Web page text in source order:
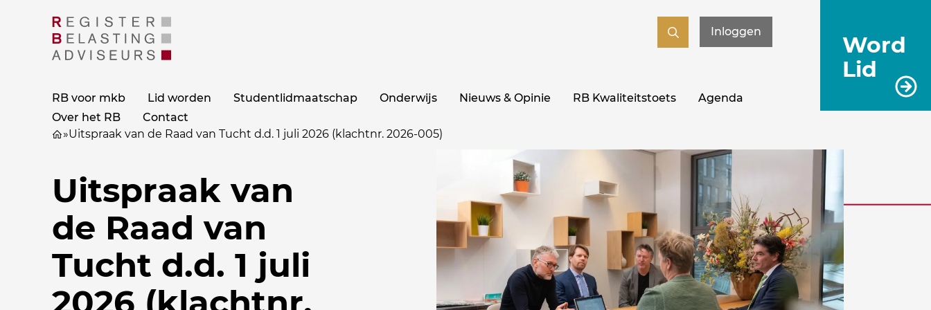
Word
Lid
Inloggen
RB voor mkb Lid worden Studentlidmaatschap Onderwijs Nieuws & Opinie RB Kwaliteitstoets
Agenda
Over het RB
Contact
»Uitspraak van de Raad van Tucht d.d. 1 juli 2026 (klachtnr. 2026-005)
Uitspraak van
de Raad van
Tucht d.d. 1 juli